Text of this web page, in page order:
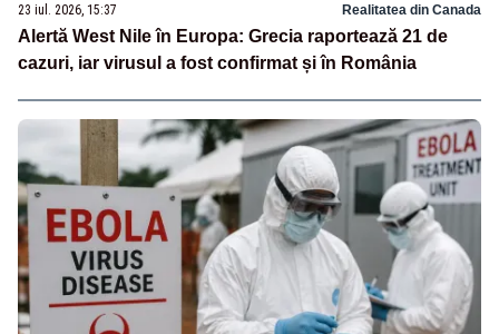
23 iul. 2026, 15:37 Realitatea din Canada
Alertă West Nile în Europa: Grecia raportează 21 de
cazuri, iar virusul a fost confirmat și în România